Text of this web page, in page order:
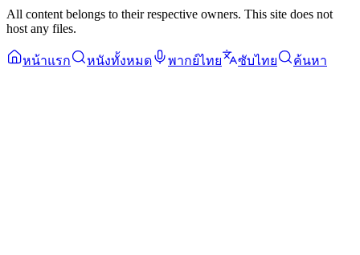
All content belongs to their respective owners. This site does not
host any files.
หน้าแรก หนังทั้งหมด พากย์ไทย ซับไทย ค้นหา